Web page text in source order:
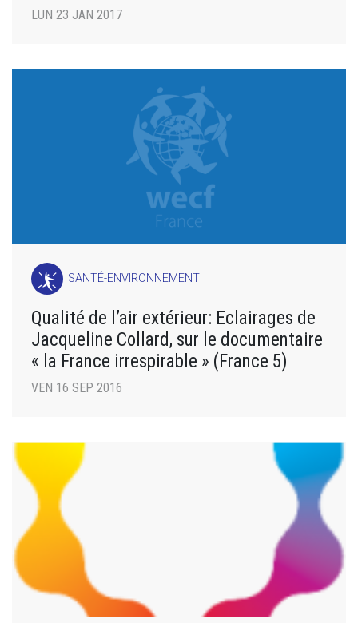
LUN 23 JAN 2017
SANTÉ-ENVIRONNEMENT
Qualité de l’air extérieur: Eclairages de
Jacqueline Collard, sur le documentaire
« la France irrespirable » (France 5)
VEN 16 SEP 2016